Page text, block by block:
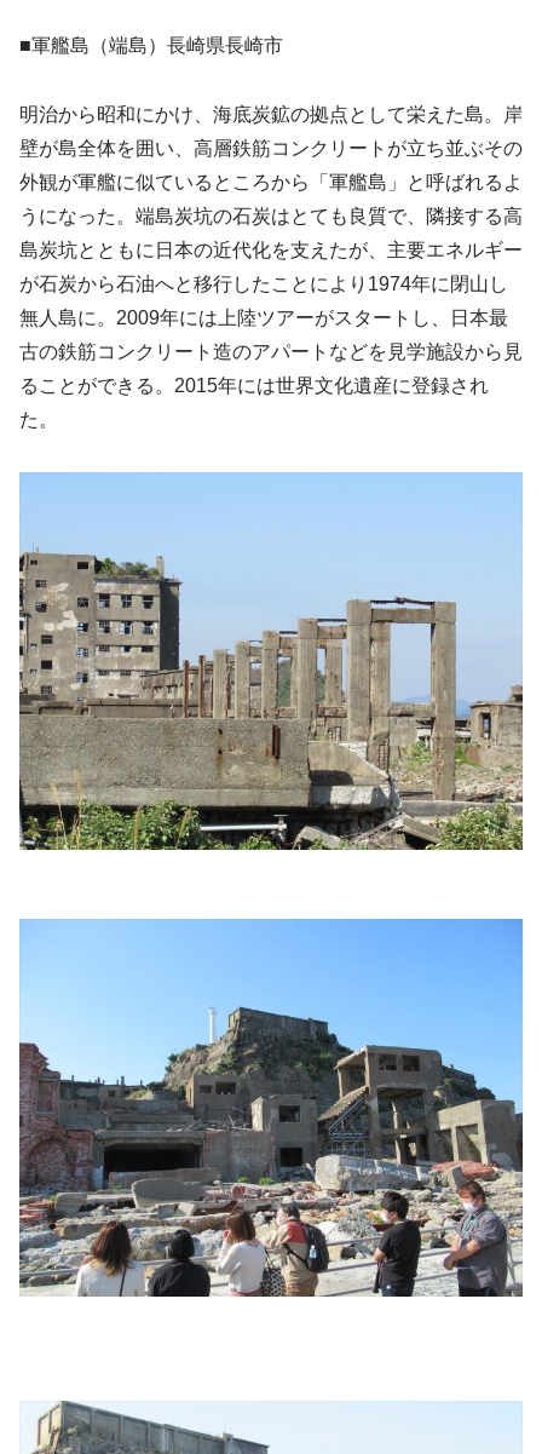
■軍艦島（端島）長崎県長崎市
明治から昭和にかけ、海底炭鉱の拠点として栄えた島。岸
壁が島全体を囲い、高層鉄筋コンクリートが立ち並ぶその
外観が軍艦に似ているところから「軍艦島」と呼ばれるよ
うになった。端島炭坑の石炭はとても良質で、隣接する高
島炭坑とともに日本の近代化を支えたが、主要エネルギー
が石炭から石油へと移行したことにより1974年に閉山し
無人島に。2009年には上陸ツアーがスタートし、日本最
古の鉄筋コンクリート造のアパートなどを見学施設から見
ることができる。2015年には世界文化遺産に登録され
た。